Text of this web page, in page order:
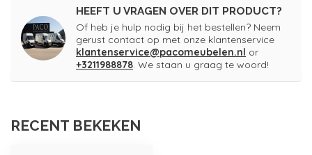
HEEFT U VRAGEN OVER DIT PRODUCT?
Of heb je hulp nodig bij het bestellen? Neem
gerust contact op met onze klantenservice
klantenservice@pacomeubelen.nl or
+3211988878. We staan u graag te woord!
RECENT BEKEKEN